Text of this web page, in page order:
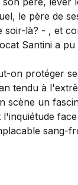
le père de
soir-là? - , et
Santini a
on protéger
tendu à
scène un
sang-